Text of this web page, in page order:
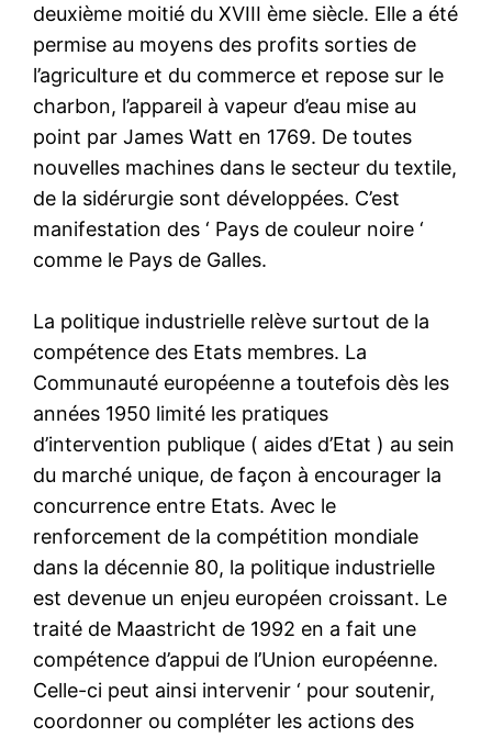
deuxième moitié du XVIII ème siècle. Elle a été
permise au moyens des profits sorties de
l’agriculture et du commerce et repose sur le
charbon, l’appareil à vapeur d’eau mise au
point par James Watt en 1769. De toutes
nouvelles machines dans le secteur du textile,
de la sidérurgie sont développées. C’est
manifestation des ‘ Pays de couleur noire ‘
comme le Pays de Galles.
La politique industrielle relève surtout de la
compétence des Etats membres. La
Communauté européenne a toutefois dès les
années 1950 limité les pratiques
d’intervention publique ( aides d’Etat ) au sein
du marché unique, de façon à encourager la
concurrence entre Etats. Avec le
renforcement de la compétition mondiale
dans la décennie 80, la politique industrielle
est devenue un enjeu européen croissant. Le
traité de Maastricht de 1992 en a fait une
compétence d’appui de l’Union européenne.
Celle-ci peut ainsi intervenir ‘ pour soutenir,
coordonner ou compléter les actions des